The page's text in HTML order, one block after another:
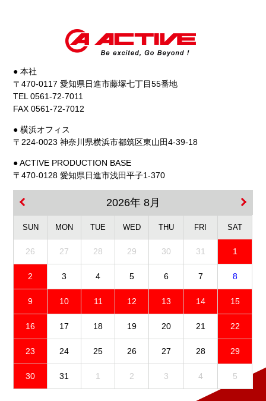
● 本社
〒470-0117 愛知県日進市藤塚七丁目55番地
TEL 0561-72-7011
FAX 0561-72-7012
● 横浜オフィス
〒224-0023 神奈川県横浜市都筑区東山田4-39-18
● ACTIVE PRODUCTION BASE
〒470-0128 愛知県日進市浅田平子1-370
2026年 8月
SUN MON TUE WED THU FRI SAT
26 27 28 29 30 31 1
2 3 4 5 6 7 8
9 10 11 12 13 14 15
16 17 18 19 20 21 22
23 24 25 26 27 28 29
30 31 1 2 3 4 5